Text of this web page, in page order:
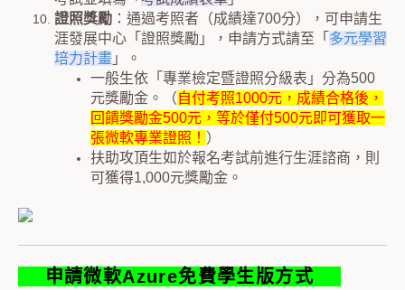
證照獎勵 ：通過考照者（成績達700分），可申請生
涯發展中心「證照獎勵」，申請方式請至「 多元學習
培力計畫 」。
一般生依「專業檢定暨證照分級表」分為500
元獎勵金。（自付考照1000元，成績合格後，
回饋獎勵金500元，等於僅付500元即可獲取一
張微軟專業證照！ ）
扶助攻頂生如於報名考試前進行生涯諮商，則
可獲得1,000元獎勵金。
申請微軟Azure免費學生版方式